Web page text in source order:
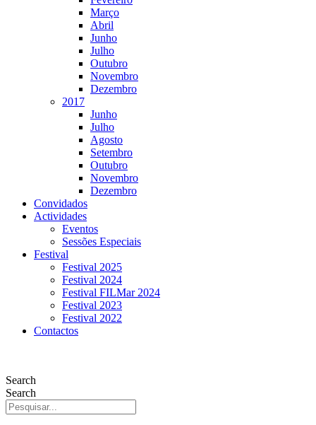
Março
Abril
Junho
Julho
Outubro
Novembro
Dezembro
2017
Junho
Julho
Agosto
Setembro
Outubro
Novembro
Dezembro
Convidados
Actividades
Eventos
Sessões Especiais
Festival
Festival 2025
Festival 2024
Festival FILMar 2024
Festival 2023
Festival 2022
Contactos
Search
Search